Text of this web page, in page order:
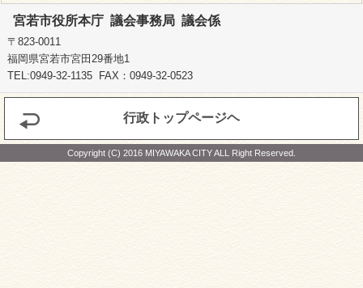
宮若市役所本庁 議会事務局 議会係
〒823-0011
福岡県宮若市宮田29番地1
TEL:0949-32-1135 FAX：0949-32-0523
行政トップページヘ
Copyright (C) 2016 MIYAWAKA CITY ALL Right Reserved.